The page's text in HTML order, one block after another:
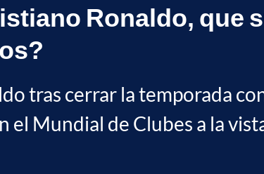
Ronaldo, que
tras cerrar la temporada
Mundial de Clubes a la